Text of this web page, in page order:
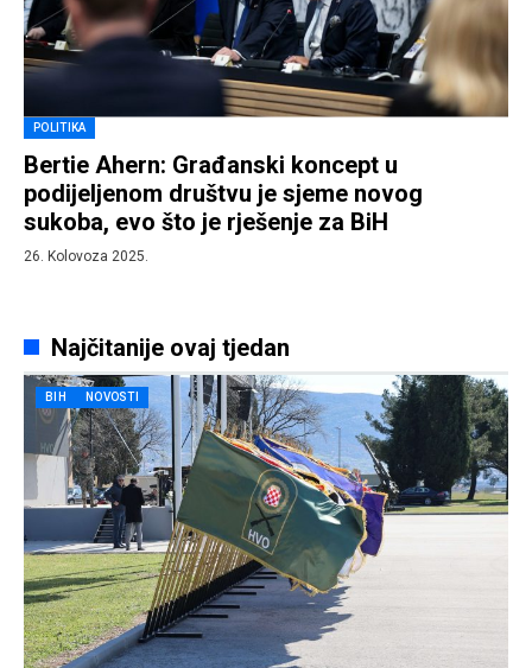
POLITIKA
Bertie Ahern: Građanski koncept u
podijeljenom društvu je sjeme novog
sukoba, evo što je rješenje za BiH
26. Kolovoza 2025.
Najčitanije ovaj tjedan
BIH NOVOSTI